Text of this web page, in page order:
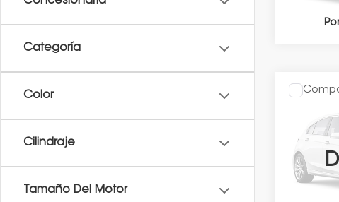
Categoría
Color
Cilindraje
Tamaño Del Motor
Reservado
Precio: